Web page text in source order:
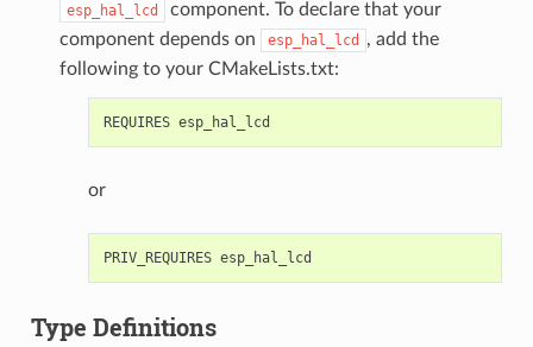
esp_hal_lcd
component. To declare that your
component depends on
esp_hal_lcd
, add the
following to your CMakeLists.txt:
or
Type Definitions